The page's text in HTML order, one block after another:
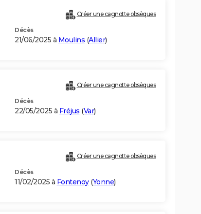
Créer une cagnotte obsèques
Décès
21/06/2025 à Moulins (Allier)
Créer une cagnotte obsèques
Décès
22/05/2025 à Fréjus (Var)
Créer une cagnotte obsèques
Décès
11/02/2025 à Fontenoy(Yonne)